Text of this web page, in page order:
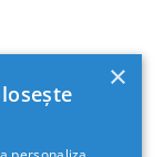
bază,
×